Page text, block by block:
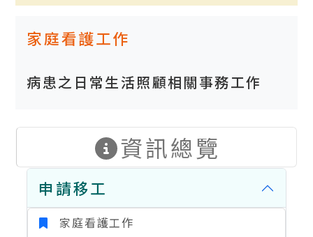
家庭看護工作
病患之日常生活照顧相關事務工作
資訊總覽
申請移工
家庭看護工作